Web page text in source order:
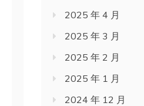
2025 年 4 月
2025 年 3 月
2025 年 2 月
2025 年 1 月
2024 年 12 月